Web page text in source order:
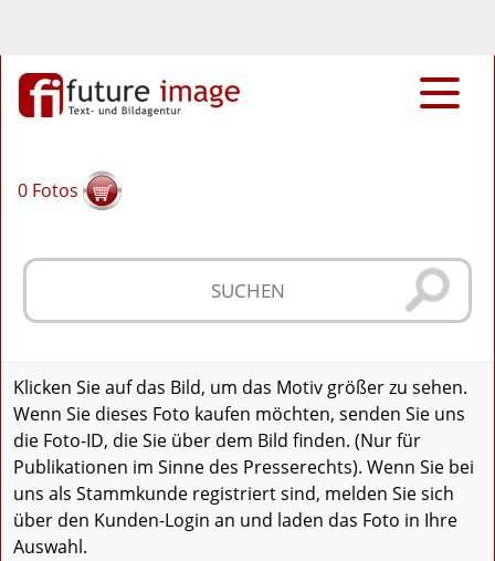
0 Fotos
Klicken Sie auf das Bild, um das Motiv größer zu sehen.
Wenn Sie dieses Foto kaufen möchten, senden Sie uns
die Foto-ID, die Sie über dem Bild finden. (Nur für
Publikationen im Sinne des Presserechts). Wenn Sie bei
uns als Stammkunde registriert sind, melden Sie sich
über den Kunden-Login an und laden das Foto in Ihre
Auswahl.